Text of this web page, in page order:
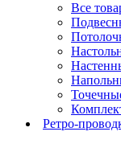
Все
Ретро-